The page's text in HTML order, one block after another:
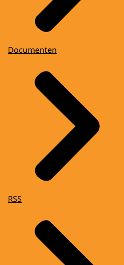
Documenten
RSS